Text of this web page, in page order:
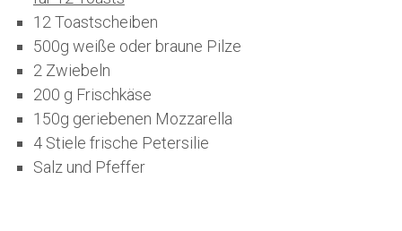
12 Toastscheiben
500g weiße oder braune Pilze
2 Zwiebeln
200 g Frischkäse
150g geriebenen Mozzarella
4 Stiele frische Petersilie
Salz und Pfeffer